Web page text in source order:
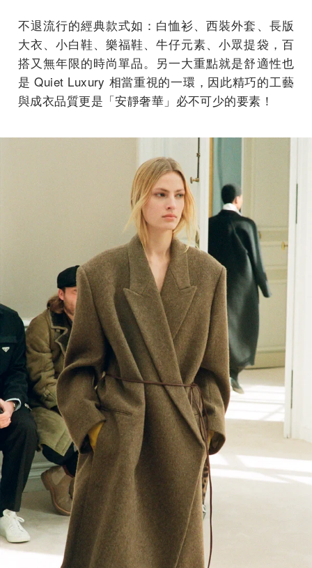
不退流行的經典款式如：白恤衫、西裝外套、長版
大衣、小白鞋、樂福鞋、牛仔元素、小眾提袋，百
搭又無年限的時尚單品。另一大重點就是舒適性也
是 Quiet Luxury 相當重視的一環，因此精巧的工藝
與成衣品質更是「安靜奢華」必不可少的要素！